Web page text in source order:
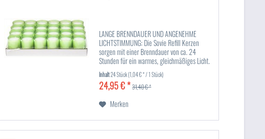
LANGE BRENNDAUER UND ANGENEHME
LICHTSTIMMUNG: Die Sovie Refill Kerzen
sorgen mit einer Brenndauer von ca. 24
Stunden für ein warmes, gleichmäßiges Licht.
Mit einem Durchmesser von ca. Ø50 mm und
einer Höhe von 65 mm sind sie ideal für...
Inhalt24 Stück(1,04 € * / 1 Stück)
24,95 € *31,40 € *
Merken